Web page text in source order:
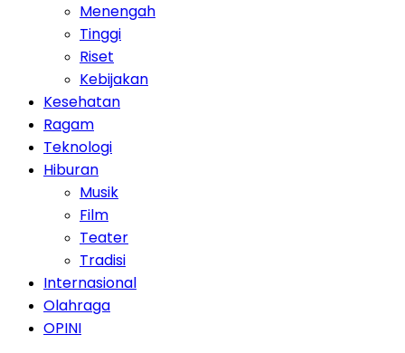
Menengah
Tinggi
Riset
Kebijakan
Kesehatan
Ragam
Teknologi
Hiburan
Musik
Film
Teater
Tradisi
Internasional
Olahraga
OPINI